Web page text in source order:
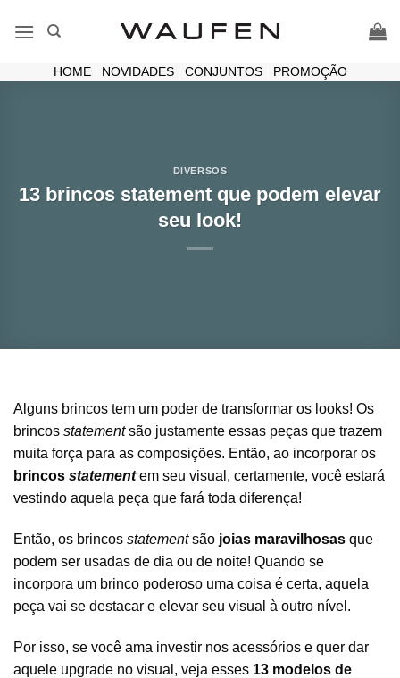
HOME| NOVIDADES| CONJUNTOS| PROMOÇÃO
DIVERSOS
13 brincos statement que podem elevar
seu look!
Alguns brincos tem um poder de transformar os looks! Os
brincos statementsão justamente essas peças que trazem
muita força para as composições. Então, ao incorporar os
brincos statementem seu visual, certamente, você estará
vestindo aquela peça que fará toda diferença!
Então, os brincos statementsão joias maravilhosas que
podem ser usadas de dia ou de noite! Quando se
incorpora um brinco poderoso uma coisa é certa, aquela
peça vai se destacar e elevar seu visual à outro nível.
Por isso, se você ama investir nos acessórios e quer dar
aquele upgrade no visual, veja esses 13 modelos de